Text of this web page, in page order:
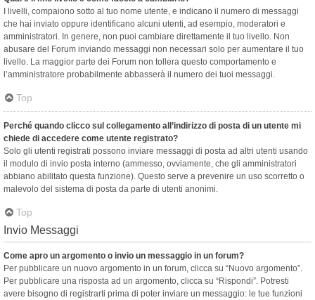
I livelli, compaiono sotto al tuo nome utente, e indicano il numero di messaggi
che hai inviato oppure identificano alcuni utenti, ad esempio, moderatori e
amministratori. In genere, non puoi cambiare direttamente il tuo livello. Non
abusare del Forum inviando messaggi non necessari solo per aumentare il tuo
livello. La maggior parte dei Forum non tollera questo comportamento e
l’amministratore probabilmente abbasserà il numero dei tuoi messaggi.
Top
Perché quando clicco sul collegamento all’indirizzo di posta di un utente mi
chiede di accedere come utente registrato?
Solo gli utenti registrati possono inviare messaggi di posta ad altri utenti usando
il modulo di invio posta interno (ammesso, ovviamente, che gli amministratori
abbiano abilitato questa funzione). Questo serve a prevenire un uso scorretto o
malevolo del sistema di posta da parte di utenti anonimi.
Top
Invio Messaggi
Come apro un argomento o invio un messaggio in un forum?
Per pubblicare un nuovo argomento in un forum, clicca su “Nuovo argomento”.
Per pubblicare una risposta ad un argomento, clicca su “Rispondi”. Potresti
avere bisogno di registrarti prima di poter inviare un messaggio: le tue funzioni